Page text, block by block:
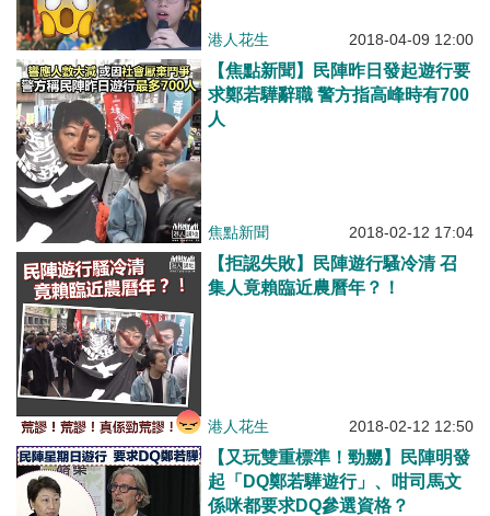
港人花生 2018-04-09 12:00
【焦點新聞】民陣昨日發起遊行要
求鄭若驊辭職 警方指高峰時有700
人
焦點新聞 2018-02-12 17:04
【拒認失敗】民陣遊行騷冷清 召
集人竟賴臨近農曆年？！
港人花生 2018-02-12 12:50
【又玩雙重標準！勁嬲】民陣明發
起「DQ鄭若驊遊行」、咁司馬文
係咪都要求DQ參選資格？